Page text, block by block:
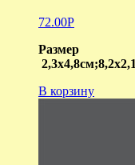
72.00Р
Размер
В корзину